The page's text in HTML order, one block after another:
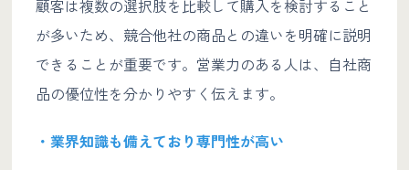
顧客は複数の選択肢を比較して購入を検討すること
が多いため、競合他社の商品との違いを明確に説明
できることが重要です。営業力のある人は、自社商
品の優位性を分かりやすく伝えます。
・業界知識も備えており専門性が高い